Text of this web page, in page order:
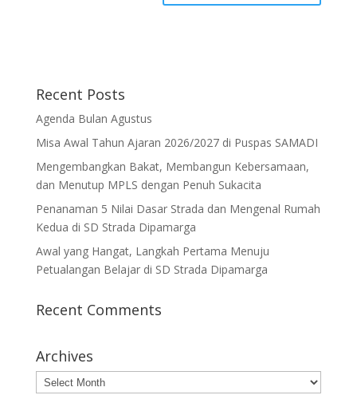
Recent Posts
Agenda Bulan Agustus
Misa Awal Tahun Ajaran 2026/2027 di Puspas SAMADI
Mengembangkan Bakat, Membangun Kebersamaan,
dan Menutup MPLS dengan Penuh Sukacita
Penanaman 5 Nilai Dasar Strada dan Mengenal Rumah
Kedua di SD Strada Dipamarga
Awal yang Hangat, Langkah Pertama Menuju
Petualangan Belajar di SD Strada Dipamarga
Recent Comments
Archives
Archives